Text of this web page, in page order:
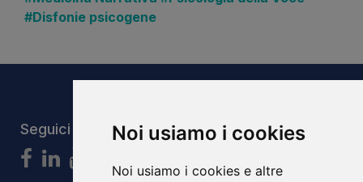
Noi usiamo i cookies
Noi usiamo i cookies e altre
#Disfonie psicogene
Seguici